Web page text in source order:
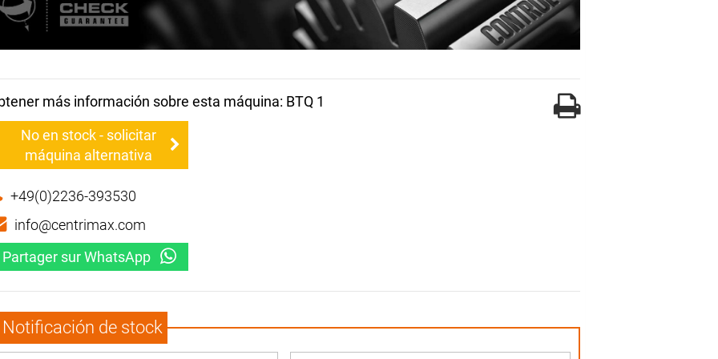
más información sobre esta máquina: BTQ 1
No en stock - solicitar
máquina alternativa
+49(0)2236-393530
info@centrimax.com
Partager sur WhatsApp
Notificación de stock